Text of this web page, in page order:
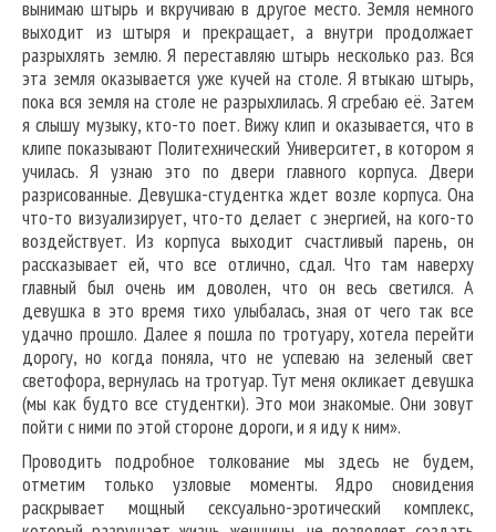
вынимаю штырь и вкручиваю в другое место. Земля немного
выходит из штыря и прекращает, а внутри продолжает
разрыхлять землю. Я переставляю штырь несколько раз. Вся
эта земля оказывается уже кучей на столе. Я втыкаю штырь,
пока вся земля на столе не разрыхлилась. Я сгребаю её. Затем
я слышу музыку, кто-то поет. Вижу клип и оказывается, что в
клипе показывают Политехнический Университет, в котором я
училась. Я узнаю это по двери главного корпуса. Двери
разрисованные. Девушка-студентка ждет возле корпуса. Она
что-то визуализирует, что-то делает с энергией, на кого-то
воздействует. Из корпуса выходит счастливый парень, он
рассказывает ей, что все отлично, сдал. Что там наверху
главный был очень им доволен, что он весь светился. А
девушка в это время тихо улыбалась, зная от чего так все
удачно прошло. Далее я пошла по тротуару, хотела перейти
дорогу, но когда поняла, что не успеваю на зеленый свет
светофора, вернулась на тротуар. Тут меня окликает девушка
(мы как будто все студентки). Это мои знакомые. Они зовут
пойти с ними по этой стороне дороги, и я иду к ним».
Проводить подробное толкование мы здесь не будем,
отметим только узловые моменты. Ядро сновидения
раскрывает мощный сексуально-эротический комплекс,